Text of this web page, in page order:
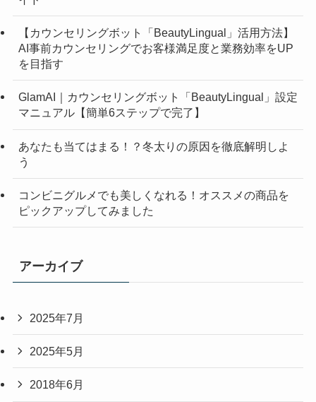
【カウンセリングボット「BeautyLingual」活用方法】
AI事前カウンセリングでお客様満足度と業務効率をUP
を目指す
GlamAI｜カウンセリングボット「BeautyLingual」設定
マニュアル【簡単6ステップで完了】
あなたも当てはまる！？冬太りの原因を徹底解明しよ
う
コンビニグルメでも美しくなれる！オススメの商品を
ピックアップしてみました
アーカイブ
2025年7月
2025年5月
2018年6月